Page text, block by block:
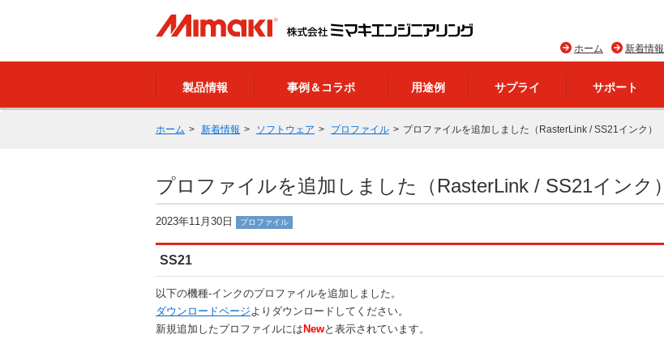
新着情報
ホーム
製品情報 事例＆コラボ 用途例 サプライ サポート
ホーム 新着情報 ソフトウェア プロファイル プロファイルを追加しました（RasterLink / SS21インク）
プロファイルを追加しました（RasterLink / SS21インク）
2023年11月30日 プロファイル
SS21
以下の機種-インクのプロファイルを追加しました。
ダウンロードページよりダウンロードしてください。
新規追加したプロファイルには Newと表示されています。